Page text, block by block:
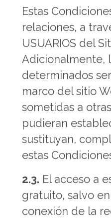
Estas
relaciones, a
USUARIOS del
Adicionalmente,
determinados
marco del sitio
sometidas a
pudieran
sustituyan,
estas
2.3. El acceso a
gratuito, salvo
conexión de la